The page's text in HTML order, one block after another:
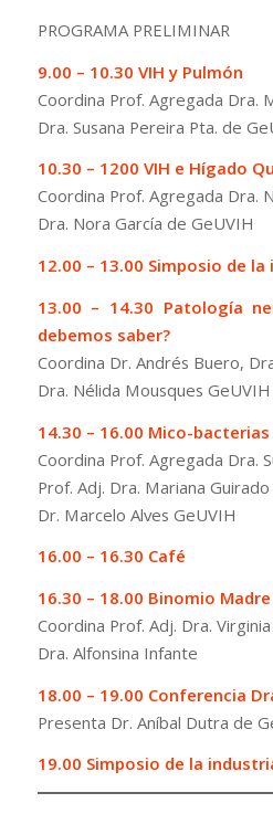
PROGRAMA PRELIMINAR
9.00 – 10.30 VIH y Pulmón
Coordina Prof. Agregada Dra.
Dra. Susana Pereira Pta. de
10.30 – 1200 VIH e Hígado
Coordina Prof. Agregada Dra.
Dra. Nora García de GeUVIH
12.00 – 13.00 Simposio de
13.00 – 14.30 Patología
debemos saber?
Coordina Dr. Andrés Buero,
Dra. Nélida Mousques GeUVIH
14.30 – 16.00 Mico-bacterias
Coordina Prof. Agregada Dra.
Prof. Adj. Dra. Mariana Guirado
Dr. Marcelo Alves GeUVIH
16.00 – 16.30 Café
16.30 – 18.00 Binomio
Coordina Prof. Adj. Dra.
Dra. Alfonsina Infante
18.00 – 19.00 Conferencia
Presenta Dr. Aníbal Dutra de
19.00 Simposio de la